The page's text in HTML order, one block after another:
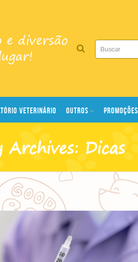
diversão
VETERINÁRIO OUTROS PROMOÇÕES
Archives: Dicas